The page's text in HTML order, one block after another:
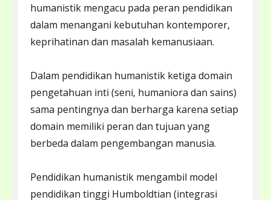
humanistik mengacu pada peran pendidikan
dalam menangani kebutuhan kontemporer,
keprihatinan dan masalah kemanusiaan.
Dalam pendidikan humanistik ketiga domain
pengetahuan inti (seni, humaniora dan sains)
sama pentingnya dan berharga karena setiap
domain memiliki peran dan tujuan yang
berbeda dalam pengembangan manusia.
Pendidikan humanistik mengambil model
pendidikan tinggi Humboldtian (integrasi